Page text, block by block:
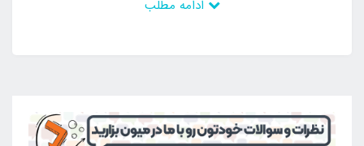
برداری سازند. در نتیجه محبوبیت زیادی دارد و با توجه به
صورت تاشو و استوانه ای شکل جمع آوری می شود و
دارای توری برای حمل آسان می باشد تا بدنه در داخل آن